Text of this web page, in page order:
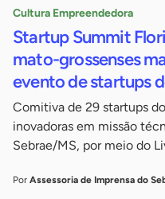
Cultura Empreendedora
Startup Summit
mato-grossenses
evento de startups
Comitiva de 29 startups
inovadoras em missão
Sebrae/MS, por meio do
Por Assessoria de Imprensa do